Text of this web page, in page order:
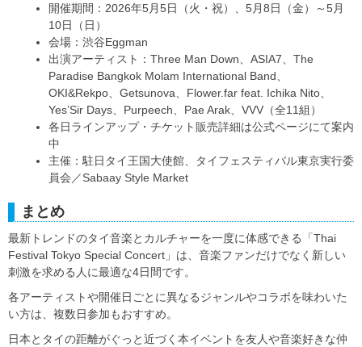
開催期間：2026年5月5日（火・祝）、5月8日（金）～5月
10日（日）
会場：渋谷Eggman
出演アーティスト：Three Man Down、ASIA7、The
Paradise Bangkok Molam International Band、
OKI&Rekpo、Getsunova、Flower.far feat. Ichika Nito、
Yes’Sir Days、Purpeech、Pae Arak、VVV（全11組）
各日ラインアップ・チケット販売詳細は公式ページにて案内
中
主催：駐日タイ王国大使館、タイフェスティバル東京実行委
員会／Sabaay Style Market
まとめ
最新トレンドのタイ音楽とカルチャーを一度に体感できる「Thai
Festival Tokyo Special Concert」は、音楽ファンだけでなく新しい
刺激を求める人に最適な4日間です。
各アーティストや開催日ごとに異なるジャンルやコラボを味わいた
い方は、複数日参加もおすすめ。
日本とタイの距離がぐっと近づく本イベントを友人や音楽好きな仲